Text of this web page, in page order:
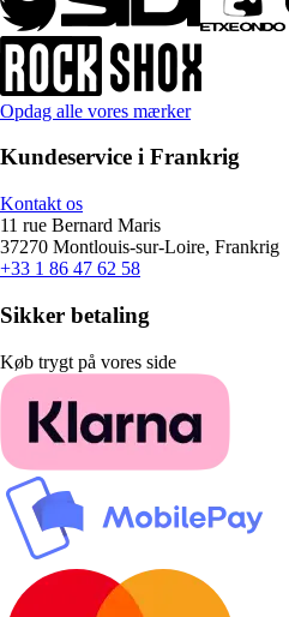
Opdag alle vores mærker
Kundeservice i Frankrig
Kontakt os
11 rue Bernard Maris
37270 Montlouis-sur-Loire, Frankrig
+33 1 86 47 62 58
Sikker betaling
Køb trygt på vores side